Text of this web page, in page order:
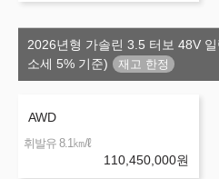
2026년형 가솔린 3.5 터보 48V
소세 5% 기준)
AWD
휘발유 8.1㎞/ℓ
110,450,000원